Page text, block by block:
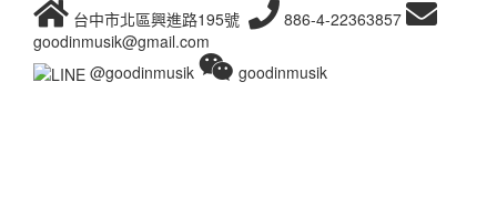
台中市北區興進路195號
886-4-22363857
goodinmusik@gmail.com
@goodinmusik
goodinmusik